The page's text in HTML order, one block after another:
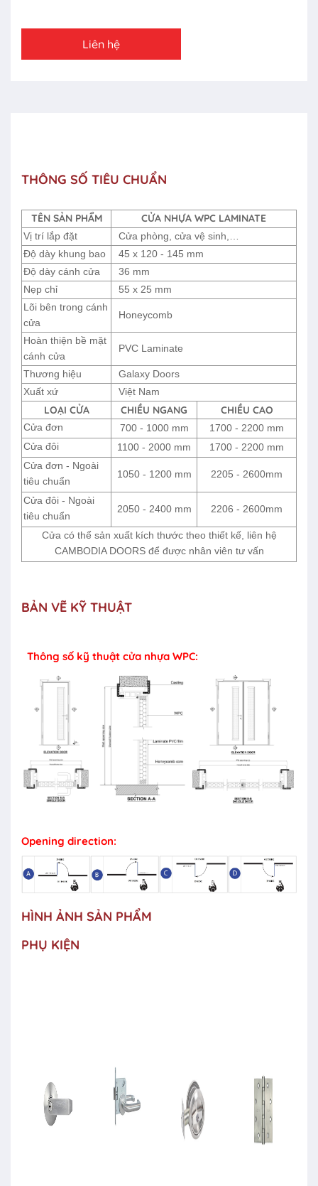
Liên hệ
THÔNG SỐ TIÊU CHUẨN
TÊN SẢN PHẨM CỬA NHỰA WPC LAMINATE
Vị trí lắp đặt
Cửa phòng, cửa vệ sinh,…
Độ dày khung bao
45 x 120 - 145 mm
Độ dày cánh cửa
36 mm
Nẹp chỉ
55 x 25 mm
Lõi bên trong cánh
cửa
Honeycomb
Hoàn thiện bề mặt
cánh cửa
PVC Laminate
Thương hiệu
Galaxy Doors
Xuất xứ
Việt Nam
LOẠI CỬA CHIỀU NGANG CHIỀU CAO
Cửa đơn 700 - 1000 mm
1700 - 2200 mm
Cửa đôi
1100 - 2000 mm
1700 - 2200 mm
Cửa đơn - Ngoài
tiêu chuẩn
1050 - 1200 mm 2205 - 2600mm
Cửa đôi - Ngoài
tiêu chuẩn
2050 - 2400 mm 2206 - 2600mm
Cửa có thể sản xuất kích thước theo thiết kế, liên hệ
CAMBODIA DOORS để được nhân viên tư vấn
BẢN VẼ KỸ THUẬT
Thông số kỹ thuật cửa nhựa WPC:
Opening direction:
HÌNH ẢNH SẢN PHẨM
PHỤ KIỆN